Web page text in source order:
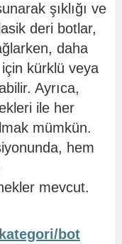
şıklığı ve
deri botlar,
daha
kürklü veya
Ayrıca,
ile her
mümkün.
hem
mevcut.
bot